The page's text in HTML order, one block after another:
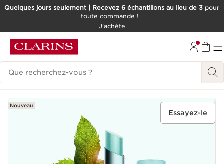
ALLER AU CONTENU
Quelques jours seulement | Recevez 6 échantillons au lieu de 3 pour
toute commande !
J'achète
Historique des recherches
Nouveau
Essayez-le